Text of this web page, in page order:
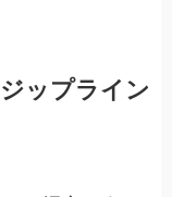
ップライン